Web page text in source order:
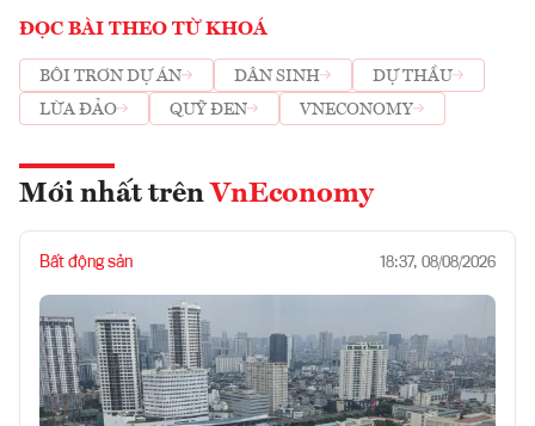
ĐỌC BÀI THEO TỪ KHOÁ
BÔI TRƠN DỰ ÁN DÂN SINH
DỰ THẦU
LỪA ĐẢO
QUỸ ĐEN VNECONOMY
Mới nhất trên VnEconomy
Bất động sản 18:37, 08/08/2026